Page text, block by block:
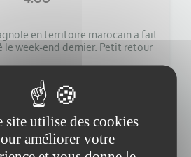
en territoire marocain a fait
le week-end dernier. Petit retour
site utilise des cookies
améliorer votre